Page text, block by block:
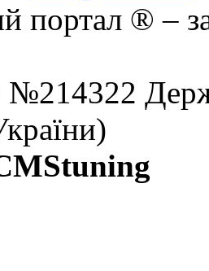
портал ® –
№214322